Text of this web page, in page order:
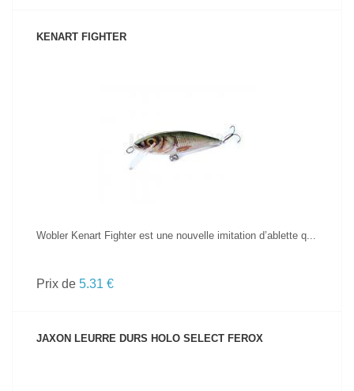
KENART FIGHTER
Wobler Kenart Fighter est une nouvelle imitation d’ablette q...
Prix de 5.31 €
JAXON LEURRE DURS HOLO SELECT FEROX